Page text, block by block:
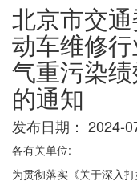
北京市交
动车维修
气重污染
的通知
发布日期： 2024-
各有关单位:
为贯彻落实《关于深入